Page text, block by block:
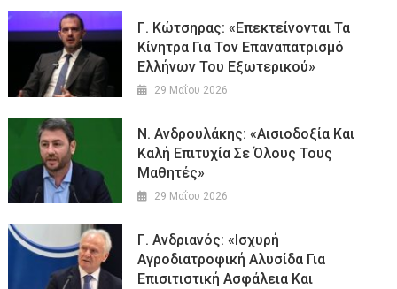
Γ. Κώτσηρας: «Επεκτείνονται Τα
Κίνητρα Για Τον Επαναπατρισμό
Ελλήνων Του Εξωτερικού»
29 Μαΐου 2026
Ν. Ανδρουλάκης: «Αισιοδοξία Και
Καλή Επιτυχία Σε Όλους Τους
Μαθητές»
29 Μαΐου 2026
Γ. Ανδριανός: «Ισχυρή
Αγροδιατροφική Αλυσίδα Για
Επισιτιστική Ασφάλεια Και